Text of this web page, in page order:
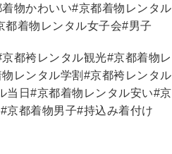
物かわいい#京都着物レンタル
都着物レンタル女子会#男子
京都袴レンタル観光#京都着物レ
レンタル学割 #京都袴レンタル
当日 #京都着物レンタル安い#京
#京都着物男子#持込み着付け